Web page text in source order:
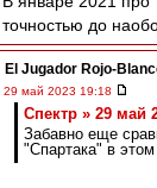
точностью до
El Jugador Rojo-
29 май 2023 19:18
Спектр » 29 май
Забавно еще
"Спартака" в этом